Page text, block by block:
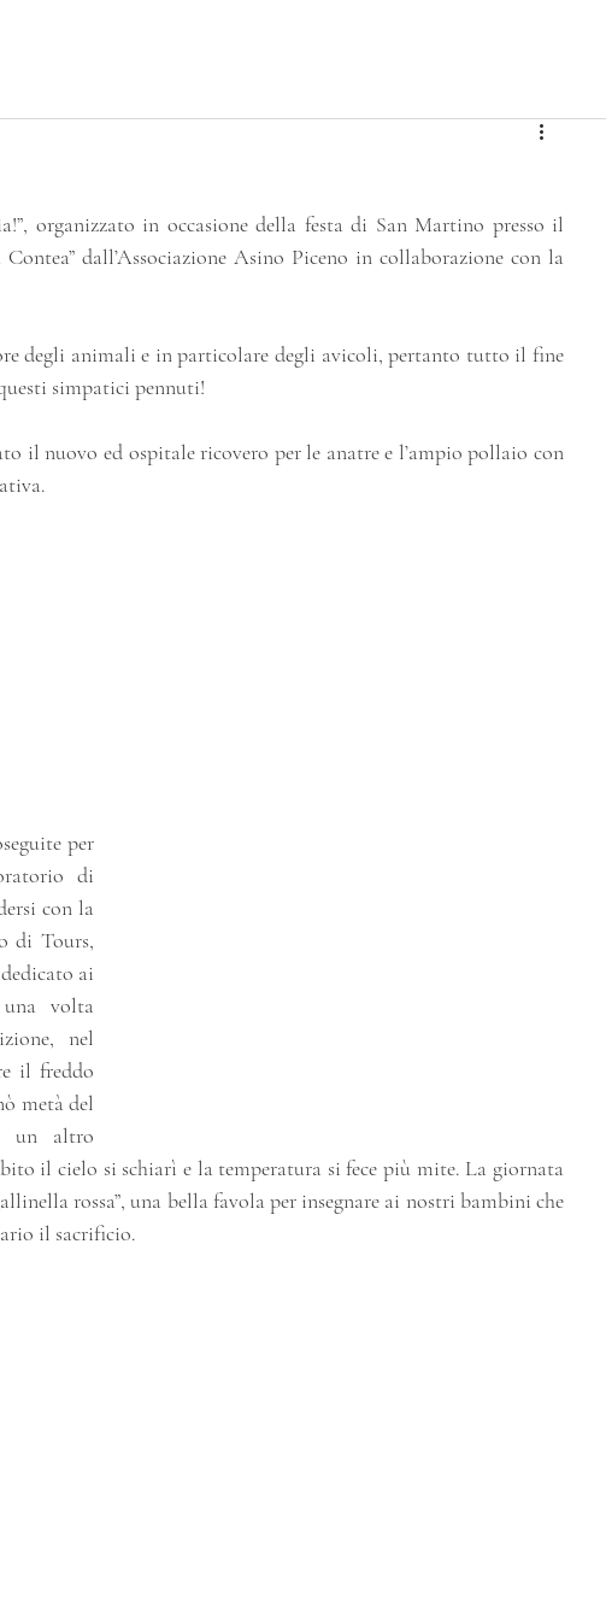
organizzato in occasione della festa di San Martino presso il
dall’Associazione Asino Piceno in collaborazione con la
degli animali e in particolare degli avicoli, pertanto tutto il fine
simpatici pennuti!
il nuovo ed ospitale ricovero per le anatre e l’ampio pollaio con
per
di
con la
di Tours,
ai
volta
nel
il freddo
metà del
un altro
il cielo si schiarì e la temperatura si fece più mite. La giornata
rossa”, una bella favola per insegnare ai nostri bambini che
il sacrificio.